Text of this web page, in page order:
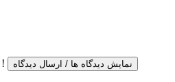
درباره این محصول نظر دهید ! نمایش دیدگاه ها / ارسال دیدگاه